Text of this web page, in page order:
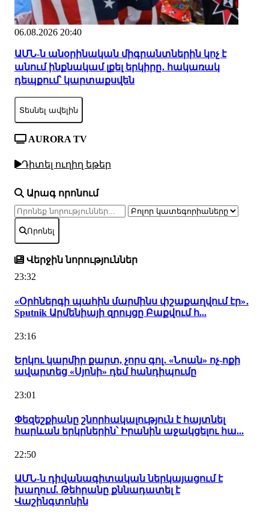
06.08.2026 20:40
ԱՄՆ-ն անօրինական միգրանտներին կոչ է
անում ինքնակամ լքել երկիրը․ հակառակ
դեպքում՝ կարտաքսվեն
Տեսնել ավելին
AURORA TV
Դիտել ուղիղ եթեր
Արագ որոնում
Որոնել
Վերջին նորություններ
23:32
«Օրհներգի պահին մարմինս փշաքաղվում էր»․
Sputnik Արմենիայի զրույցը Բաքվում հ...
23:16
Երկու կարմիր քարտ, չորս գոլ․ «Նոան» ոչ-ոքի
ավարտեց «Սյոնի» դեմ հանդիպումը
23:01
Փեզեշքիանը շնորհակալություն է հայտնել
հարևան երկրներին՝ Իրանին աջակցելու հա...
22:50
ԱՄՆ-ն դիվանագիտական ներկայացում է
խաղում. Թեհրանը քննադատել է
Վաշինգտոնին